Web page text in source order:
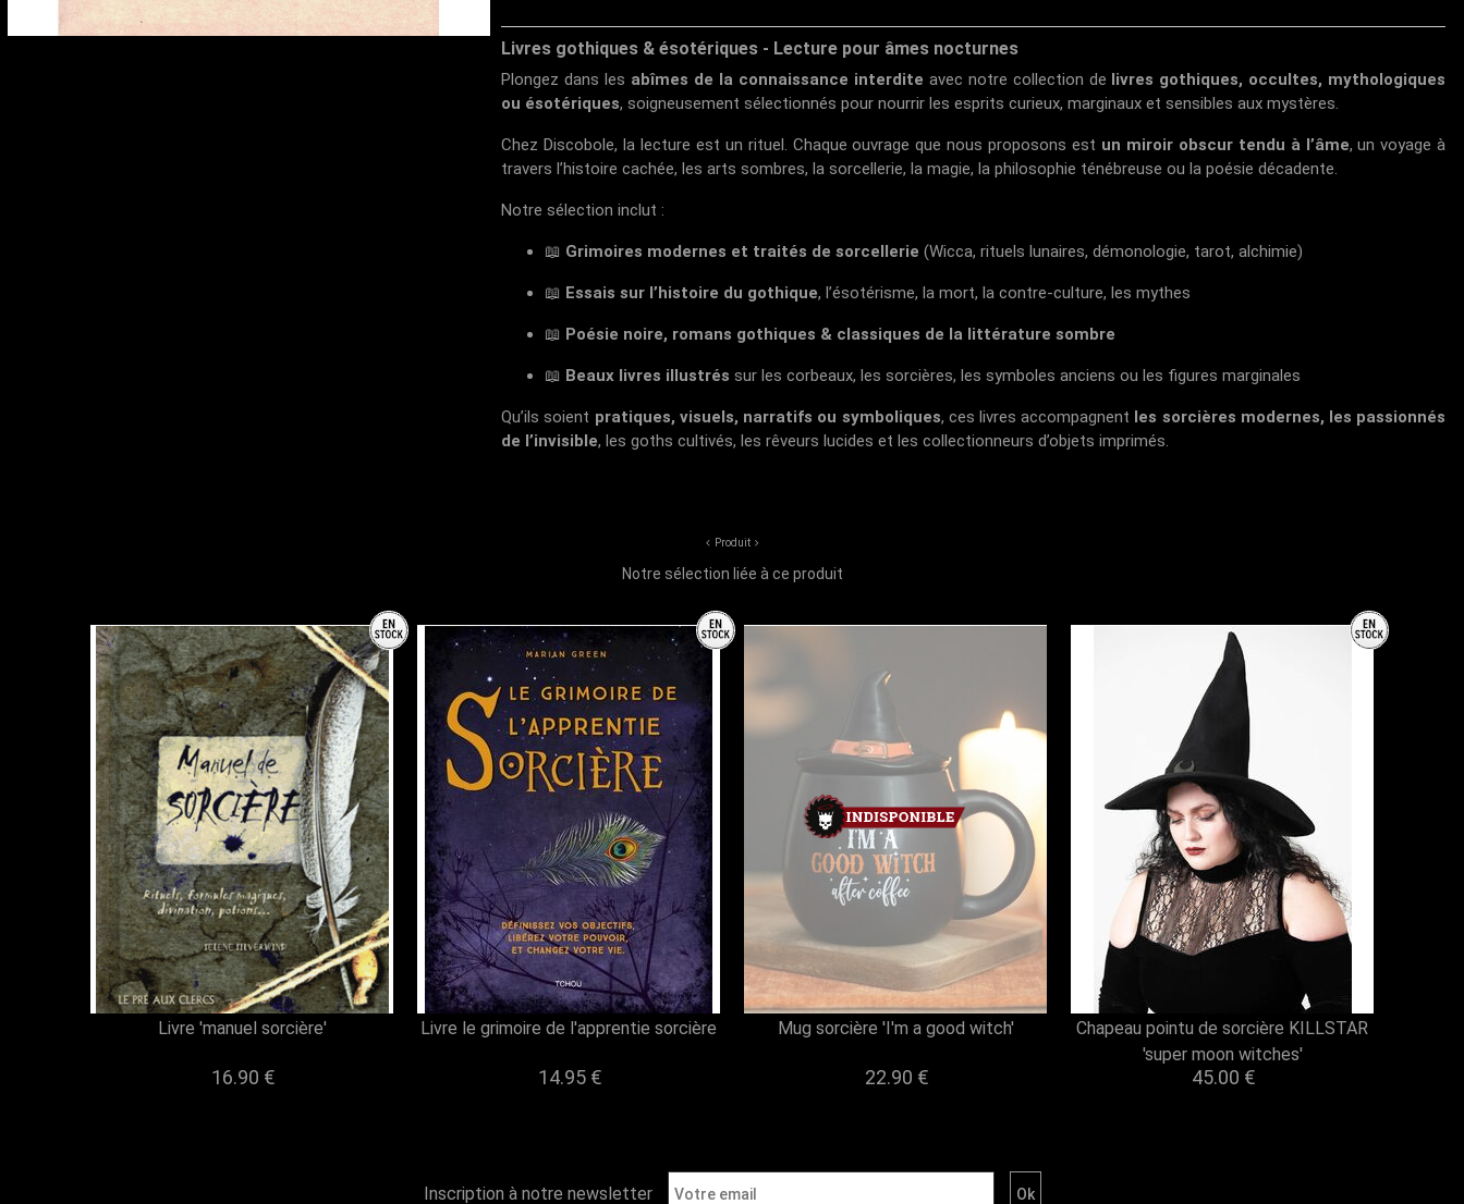
Livres gothiques & ésotériques - Lecture pour âmes nocturnes
Plongez dans les abîmes de la connaissance interdite avec notre collection de livres gothiques, occultes, mythologiques
ou ésotériques, soigneusement sélectionnés pour nourrir les esprits curieux, marginaux et sensibles aux mystères.
ChezDiscobole, la lecture est un rituel. Chaque ouvrage que nous proposons est un miroir obscur tendu à l’âme, un voyage à
travers l’histoire cachée, les arts sombres, la sorcellerie, la magie, la philosophie ténébreuse ou la poésie décadente.
Notre sélection inclut :
📖 Grimoires modernes et traités de sorcellerie (Wicca, rituels lunaires, démonologie, tarot, alchimie)
📖 Essais sur l’histoire du gothique, l’ésotérisme, la mort, la contre-culture, les mythes
📖 Poésie noire, romans gothiques & classiques de la littérature sombre
📖 Beaux livres illustrés sur les corbeaux, les sorcières, les symboles anciens ou les figures marginales
Qu’ils soient pratiques, visuels, narratifs ou symboliques, ces livres accompagnent les sorcières modernes, les passionnés
de l’invisible, les goths cultivés, les rêveurs lucides et les collectionneurs d’objets imprimés.
Produit
Notre sélection liée à ce produit
Livre 'manuel sorcière'
16.90 €
Livre le grimoire de l'apprentie sorcière
14.95 €
Mug sorcière 'I'm a good witch'
22.90 €
Chapeau pointu de sorcière KILLSTAR
'super moon witches'
45.00 €
Inscription à notre newsletter